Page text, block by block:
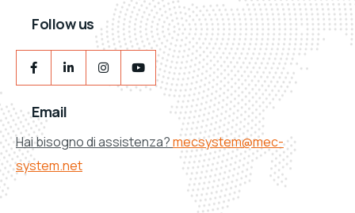
Follow us
Email
Hai bisogno di assistenza?mecsystem@mec-
system.net